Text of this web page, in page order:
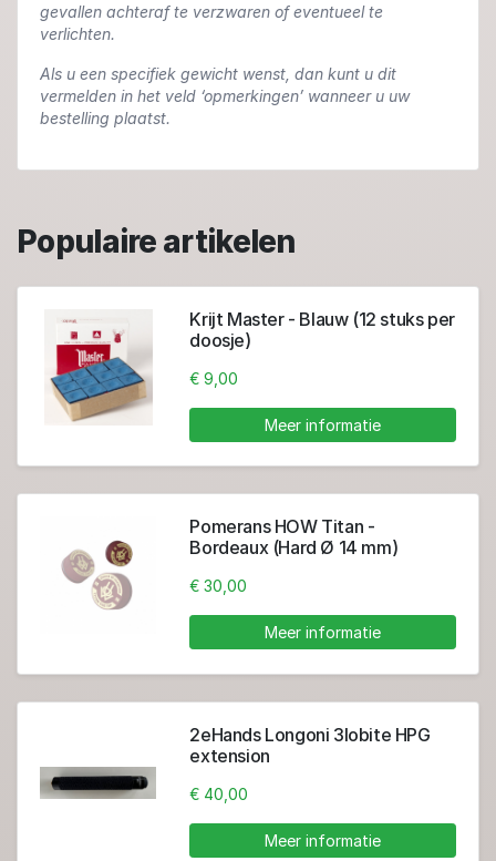
gevallen achteraf te verzwaren of eventueel te
verlichten.
Als u een specifiek gewicht wenst, dan kunt u dit
vermelden in het veld ‘opmerkingen’ wanneer u uw
bestelling plaatst.
Populaire artikelen
Krijt Master - Blauw (12 stuks per
doosje)
€ 9,00
Meer informatie
Pomerans HOW Titan -
Bordeaux (Hard Ø 14 mm)
€ 30,00
Meer informatie
2eHands Longoni 3lobite HPG
extension
€ 40,00
Meer informatie